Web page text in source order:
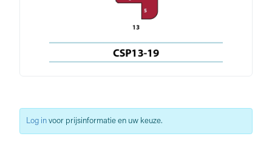
Log in voor prijsinformatie en uw keuze.